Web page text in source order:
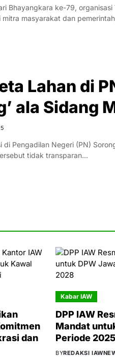
Bhayangkara ke-79,
masyarakat dan
Lahan di
ala Sidang
di Pengadilan Negeri (PN)
tidak transparan…
dan
Kabar IAW
DPP IAW
Mandat
Periode
BYREDAKSI